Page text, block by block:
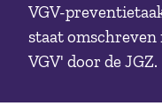
VGV-
staat
VGV' door de JGZ.